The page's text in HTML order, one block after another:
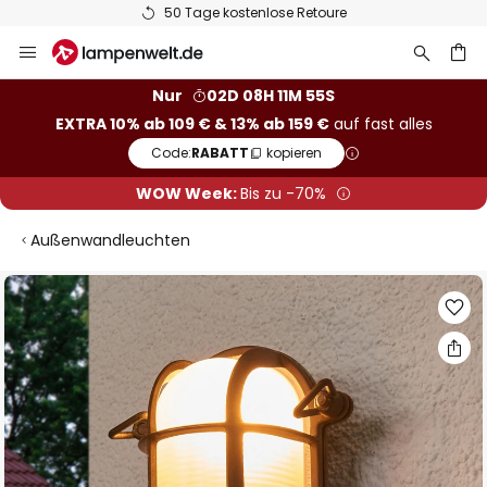
50 Tage kostenlose Retoure
Inhalt
Nur
02D 08H 11M 54S
EXTRA 10% ab 109 € & 13% ab 159 €auf fast alles
Code:RABATT kopieren
WOW Week:Bis zu -70%
Außenwandleuchten
Zum
Ende
der
Bildgalerie
springen